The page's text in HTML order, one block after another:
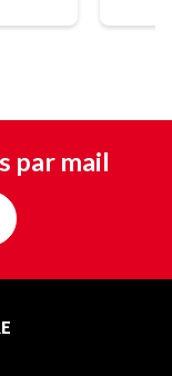
par mail